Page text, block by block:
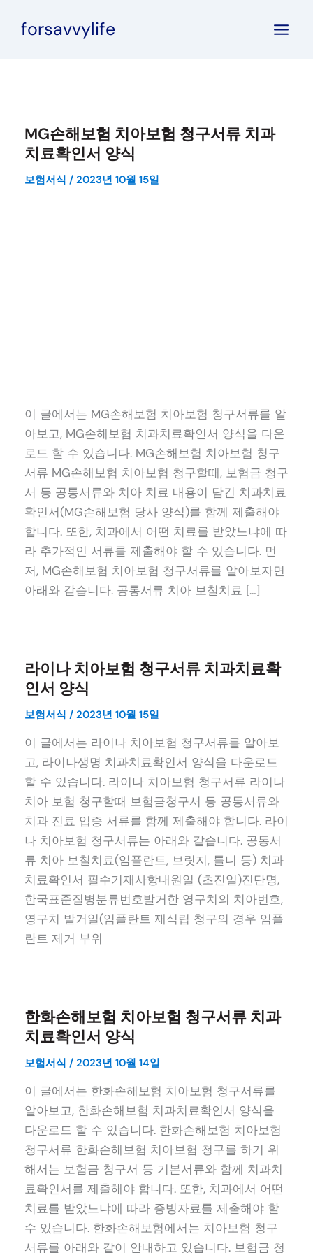
forsavvylife
MG손해보험 치아보험 청구서류 치과
치료확인서 양식
보험서식 / 2023년 10월 15일
이 글에서는 MG손해보험 치아보험 청구서류를 알
아보고, MG손해보험 치과치료확인서 양식을 다운
로드 할 수 있습니다. MG손해보험 치아보험 청구
서류 MG손해보험 치아보험 청구할때, 보험금 청구
서 등 공통서류와 치아 치료 내용이 담긴 치과치료
확인서(MG손해보험 당사 양식)를 함께 제출해야
합니다. 또한, 치과에서 어떤 치료를 받았느냐에 따
라 추가적인 서류를 제출해야 할 수 있습니다. 먼
저, MG손해보험 치아보험 청구서류를 알아보자면
아래와 같습니다. 공통서류 치아 보철치료 […]
라이나 치아보험 청구서류 치과치료확
인서 양식
보험서식 / 2023년 10월 15일
이 글에서는 라이나 치아보험 청구서류를 알아보
고, 라이나생명 치과치료확인서 양식을 다운로드
할 수 있습니다. 라이나 치아보험 청구서류 라이나
치아 보험 청구할때 보험금청구서 등 공통서류와
치과 진료 입증 서류를 함께 제출해야 합니다. 라이
나 치아보험 청구서류는 아래와 같습니다. 공통서
류 치아 보철치료(임플란트, 브릿지, 틀니 등) 치과
치료확인서 필수기재사항내원일 (초진일)진단명,
한국표준질병분류번호발거한 영구치의 치아번호,
영구치 발거일(임플란트 재식립 청구의 경우 임플
란트 제거 부위
한화손해보험 치아보험 청구서류 치과
치료확인서 양식
보험서식 / 2023년 10월 14일
이 글에서는 한화손해보험 치아보험 청구서류를
알아보고, 한화손해보험 치과치료확인서 양식을
다운로드 할 수 있습니다. 한화손해보험 치아보험
청구서류 한화손해보험 치아보험 청구를 하기 위
해서는 보험금 청구서 등 기본서류와 함께 치과치
료확인서를 제출해야 합니다. 또한, 치과에서 어떤
치료를 받았느냐에 따라 증빙자료를 제출해야 할
수 있습니다. 한화손해보험에서는 치아보험 청구
서류를 아래와 같이 안내하고 있습니다. 보험금 청